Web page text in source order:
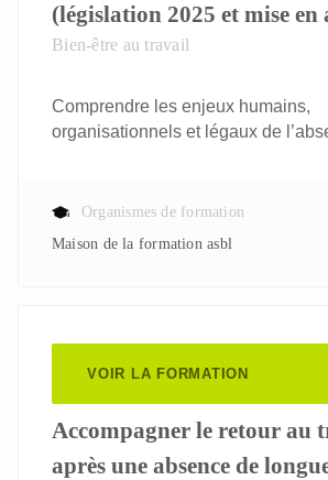
(législation 2025 et mise en
Bien-être au travail
Comprendre les enjeux humains,
organisationnels et légaux de
Organismes de formation
Maison de la formation asbl
VOIR LA FORMATION
Accompagner le retour au
après une absence de